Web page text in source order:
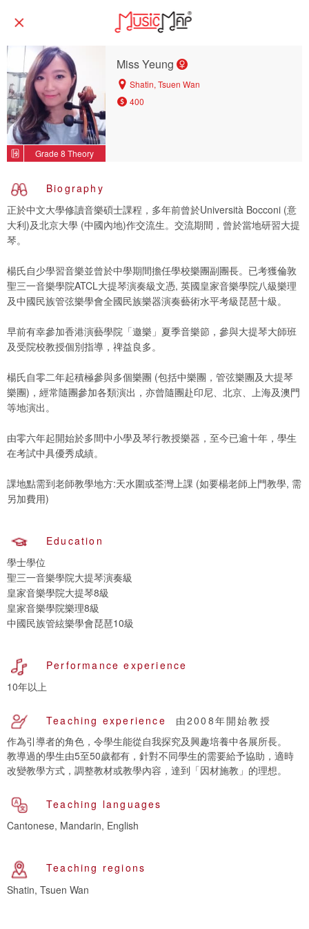
Grade 8 Theory
Miss Yeung
Shatin, Tsuen Wan
400
Biography
正於中文大學修讀音樂碩士課程，多年前曾於Università Bocconi (意
大利)及北京大學 (中國內地)作交流生。交流期間，曾於當地研習大提
琴。
楊氏自少學習音樂並曾於中學期間擔任學校樂團副團長。已考獲倫敦
聖三一音樂學院ATCL大提琴演奏級文憑, 英國皇家音樂學院八級樂理
及中國民族管弦樂學會全國民族樂器演奏藝術水平考級琵琶十級。
早前有幸參加香港演藝學院「邀樂」夏季音樂節，參與大提琴大師班
及受院校教授個別指導，禆益良多。
楊氏自零二年起積極參與多個樂團 (包括中樂團，管弦樂團及大提琴
樂團)，經常隨團參加各類演出，亦曾隨團赴印尼、北京、上海及澳門
等地演出。
由零六年起開始於多間中小學及琴行教授樂器，至今已逾十年，學生
在考試中具優秀成績。
課地點需到老師教學地方:天水圍或荃灣上課 (如要楊老師上門教學, 需
另加費用)
Education
學士學位
聖三一音樂學院大提琴演奏級
皇家音樂學院大提琴8級
皇家音樂學院樂理8級
中國民族管絃樂學會琵琶10級
Performance experience
10年以上
Teaching experience
由2008年開始教授
作為引導者的角色，令學生能從自我探究及興趣培養中各展所長。
教導過的學生由5至50歲都有，針對不同學生的需要給予協助，適時
改變教學方式，調整教材或教學內容，達到「因材施教」的理想。
Teaching languages
Cantonese, Mandarin, English
Teaching regions
Shatin, Tsuen Wan